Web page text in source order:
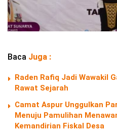
Baca Juga :
Raden Rafiq Jadi Wawakil
Rawat Sejarah
Camat Aspur Unggulkan
Menuju Pamulihan
Kemandirian Fiskal Desa